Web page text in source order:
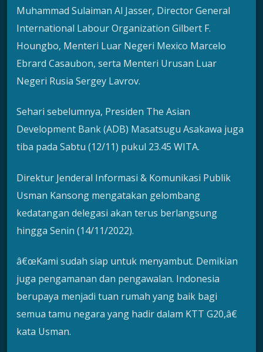
Muhammad Sulaiman Al Jasser, Director General
International Labour Organization Gilbert F.
Houngbo, Menteri Luar Negeri Mexico Marcelo
Ebrard Casaubon, serta Menteri Urusan Luar
Negeri Rusia Sergey Lavrov.
Sehari sebelumnya, Presiden The Asian
Development Bank (ADB) Masatsugu Asakawa juga
tiba pada Sabtu (12/11) pukul 23.45 WITA.
Direktur Jenderal Informasi & Komunikasi Publik
Usman Kansong mengatakan gelombang
kedatangan delegasi akan terus berlangsung
hingga Senin (14/11/2022).
â€œKami sudah siap untuk menyambut. Demikian
juga pengamanan dan pengawalan. Indonesia
berupaya menjadi tuan rumah yang baik bagi
semua tamu negara yang hadir dalam KTT G20,â€
kata Usman.